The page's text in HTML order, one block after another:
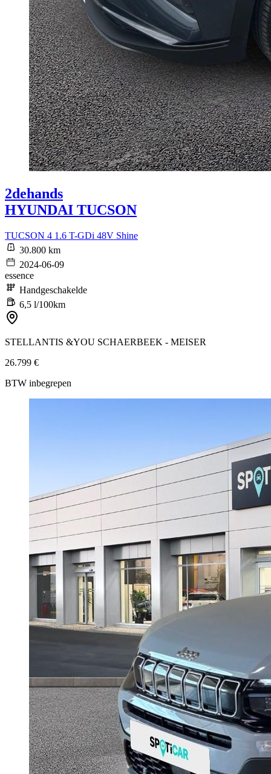
2dehands
HYUNDAI TUCSON
TUCSON 4 1.6 T-GDi 48V Shine
30.800 km
2024-06-09
essence
Handgeschakelde
6,5 l/100km
STELLANTIS &YOU SCHAERBEEK - MEISER
26.799 €
BTW inbegrepen